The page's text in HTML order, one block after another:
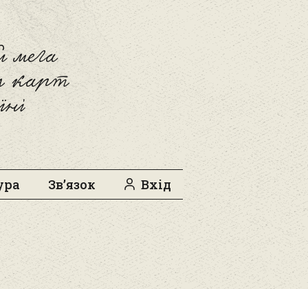
мега
карт
Зв’язок Вхід